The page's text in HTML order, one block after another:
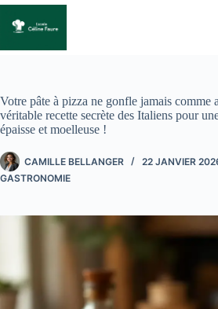
Passer
contenu
Votre pâte à pizza ne gonfle jamais comme
véritable recette secrète des Italiens pour
épaisse et moelleuse !
CAMILLE BELLANGER
22 JANVIER
GASTRONOMIE